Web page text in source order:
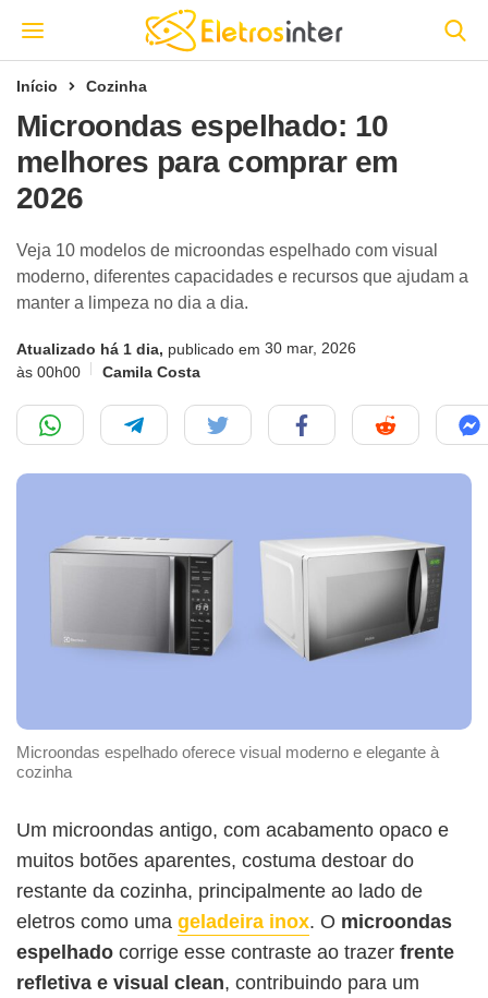
Início Cozinha
Microondas espelhado: 10
melhores para comprar em
2026
Veja 10 modelos de microondas espelhado com visual
moderno, diferentes capacidades e recursos que ajudam a
manter a limpeza no dia a dia.
Atualizado há 1 dia, publicado em 30 mar, 2026
às 00h00
Camila Costa
Microondas espelhado oferece visual moderno e elegante à
cozinha
Um microondas antigo, com acabamento opaco e
muitos botões aparentes, costuma destoar do
restante da cozinha, principalmente ao lado de
eletros como uma geladeira inox. O microondas
espelhado corrige esse contraste ao trazer frente
refletiva e visual clean, contribuindo para um